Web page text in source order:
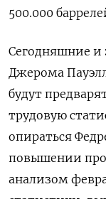
500.000
Сегодняшние и
Джерома
будут
трудовую
опираться
повышении
анализом